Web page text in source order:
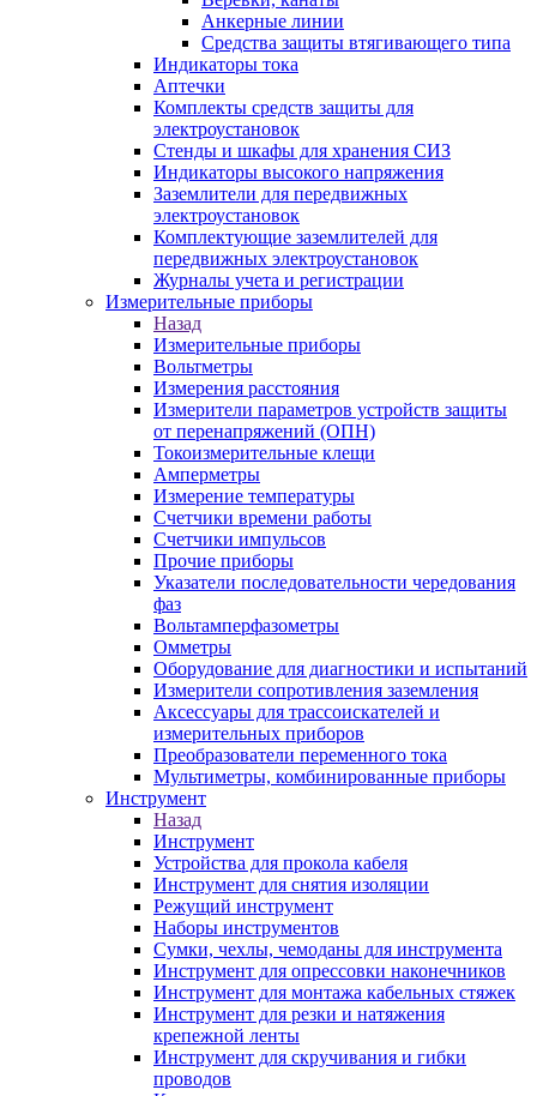
Анкерные линии
Средства защиты втягивающего типа
Индикаторы тока
Аптечки
Комплекты средств защиты для
электроустановок
Стенды и шкафы для хранения СИЗ
Индикаторы высокого напряжения
Заземлители для передвижных
электроустановок
Комплектующие заземлителей для
передвижных электроустановок
Журналы учета и регистрации
Измерительные приборы
Назад
Измерительные приборы
Вольтметры
Измерения расстояния
Измерители параметров устройств защиты
от перенапряжений (ОПН)
Токоизмерительные клещи
Амперметры
Измерение температуры
Счетчики времени работы
Счетчики импульсов
Прочие приборы
Указатели последовательности чередования
фаз
Вольтамперфазометры
Омметры
Оборудование для диагностики и испытаний
Измерители сопротивления заземления
Аксессуары для трассоискателей и
измерительных приборов
Преобразователи переменного тока
Мультиметры, комбинированные приборы
Инструмент
Назад
Инструмент
Устройства для прокола кабеля
Инструмент для снятия изоляции
Режущий инструмент
Наборы инструментов
Сумки, чехлы, чемоданы для инструмента
Инструмент для опрессовки наконечников
Инструмент для монтажа кабельных стяжек
Инструмент для резки и натяжения
крепежной ленты
Инструмент для скручивания и гибки
проводов